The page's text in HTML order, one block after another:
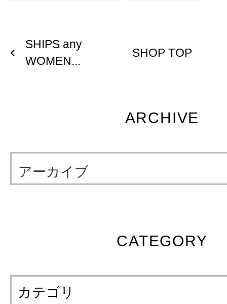
SHIPS any
WOMEN...
SHOP TOP
ARCHIVE
アーカイブ
CATEGORY
カテゴリ